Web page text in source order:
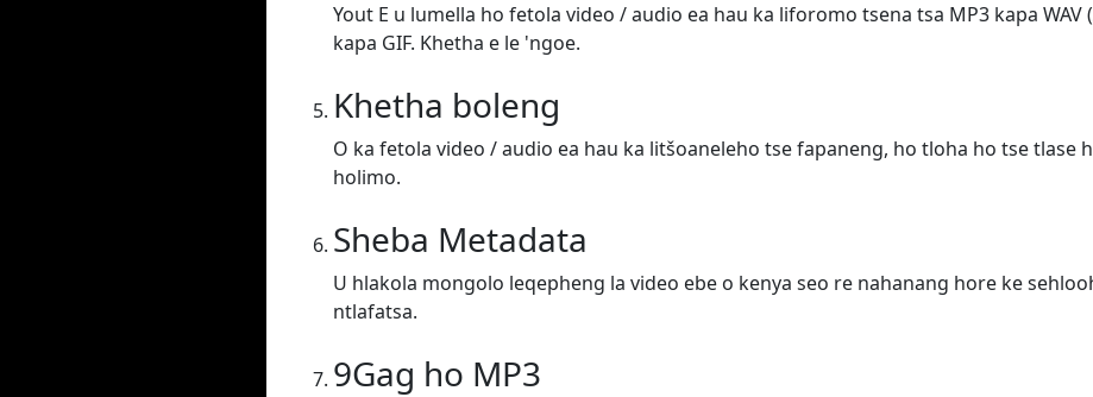
Yout E u lumella ho fetola video / audio ea hau ka liforomo tsena tsa MP3 kapa WAV
kapa GIF. Khetha e le 'ngoe.
Khetha boleng
O ka fetola video / audio ea hau ka litšoaneleho tse fapaneng, ho tloha ho tse tlase
holimo.
Sheba Metadata
U hlakola mongolo leqepheng la video ebe o kenya seo re nahanang hore ke
ntlafatsa.
9Gag ho MP3